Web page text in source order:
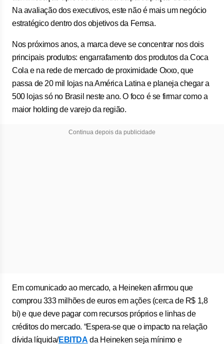
Na avaliação dos executivos, este não é mais um negócio
estratégico dentro dos objetivos da Femsa.
Nos próximos anos, a marca deve se concentrar nos dois
principais produtos: engarrafamento dos produtos da Coca
Cola e na rede de mercado de proximidade Oxxo, que
passa de 20 mil lojas na América Latina e planeja chegar a
500 lojas só no Brasil neste ano. O foco é se firmar como a
maior holding de varejo da região.
Continua depois da publicidade
Em comunicado ao mercado, a Heineken afirmou que
comprou 333 milhões de euros em ações (cerca de R$ 1,8
bi) e que deve pagar com recursos próprios e linhas de
créditos do mercado. “Espera-se que o impacto na relação
dívida líquida/EBITDA da Heineken seja mínimo e